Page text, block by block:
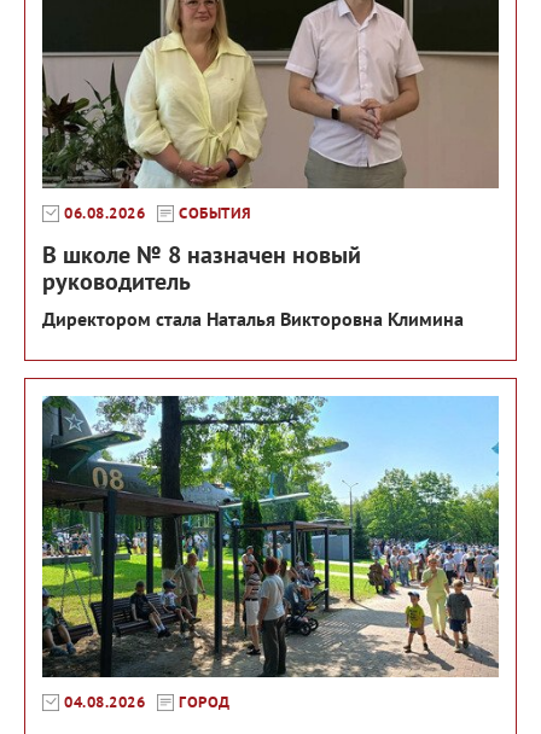
06.08.2026 СОБЫТИЯ
В школе № 8 назначен новый
руководитель
Директором стала Наталья Викторовна Климина
04.08.2026 ГОРОД